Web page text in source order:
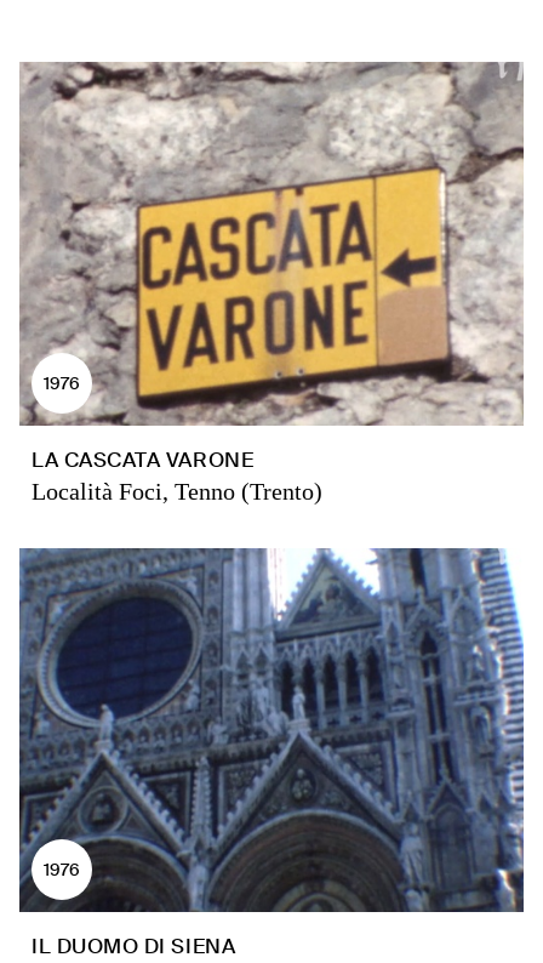
1976
LA CASCATA VARONE
Località Foci, Tenno (Trento)
1976
IL DUOMO DI SIENA